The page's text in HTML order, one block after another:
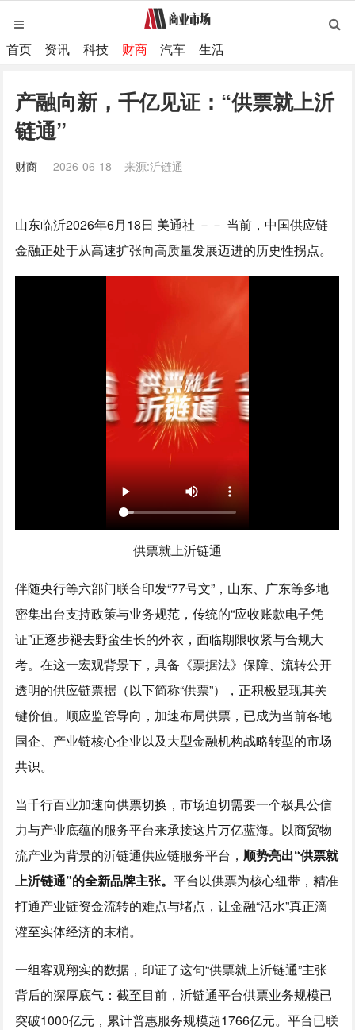
首页 资讯 科技 财商 汽车 生活
产融向新，千亿见证：“供票就上沂
链通”
财商 2026-06-18 来源:沂链通
山东临沂2026年6月18日 美通社 －－ 当前，中国供应链
金融正处于从高速扩张向高质量发展迈进的历史性拐点。
供票就上沂链通
伴随央行等六部门联合印发“77号文”，山东、广东等多地
密集出台支持政策与业务规范，传统的“应收账款电子凭
证”正逐步褪去野蛮生长的外衣，面临期限收紧与合规大
考。在这一宏观背景下，具备《票据法》保障、流转公开
透明的供应链票据（以下简称“供票”），正积极显现其关
键价值。顺应监管导向，加速布局供票，已成为当前各地
国企、产业链核心企业以及大型金融机构战略转型的市场
共识。
当千行百业加速向供票切换，市场迫切需要一个极具公信
力与产业底蕴的服务平台来承接这片万亿蓝海。以商贸物
流产业为背景的沂链通供应链服务平台，顺势亮出“供票就
上沂链通”的全新品牌主张。平台以供票为核心纽带，精准
打通产业链资金流转的难点与堵点，让金融“活水”真正滴
灌至实体经济的末梢。
一组客观翔实的数据，印证了这句“供票就上沂链通”主张
背后的深厚底气：截至目前，沂链通平台供票业务规模已
突破1000亿元，累计普惠服务规模超1766亿元。平台已联